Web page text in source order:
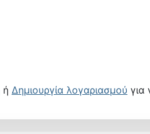
ή Δημιουργία λογαριασμού για